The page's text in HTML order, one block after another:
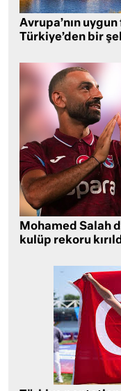
Avrupa’nın
Türkiye’den bir
Mohamed Salah
kulüp rekoru